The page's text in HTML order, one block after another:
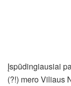
Įspūdingiausiai
(?!) mero Viliaus